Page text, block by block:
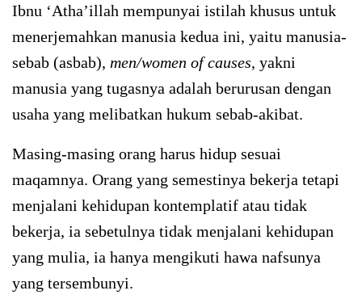
Ibnu ‘Atha’illah mempunyai istilah khusus untuk
menerjemahkan manusia kedua ini, yaitu manusia-
sebab (asbab), men/women of causes, yakni
manusia yang tugasnya adalah berurusan dengan
usaha yang melibatkan hukum sebab-akibat.
Masing-masing orang harus hidup sesuai
maqamnya. Orang yang semestinya bekerja tetapi
menjalani kehidupan kontemplatif atau tidak
bekerja, ia sebetulnya tidak menjalani kehidupan
yang mulia, ia hanya mengikuti hawa nafsunya
yang tersembunyi.